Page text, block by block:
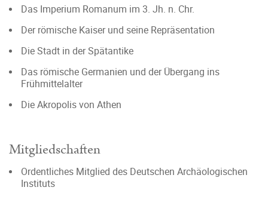
Das Imperium Romanum im 3. Jh. n. Chr.
Der römische Kaiser und seine Repräsentation
Die Stadt in der Spätantike
Das römische Germanien und der Übergang ins
Frühmittelalter
Die Akropolis von Athen
Mitgliedschaften
Ordentliches Mitglied des Deutschen Archäologischen
Instituts